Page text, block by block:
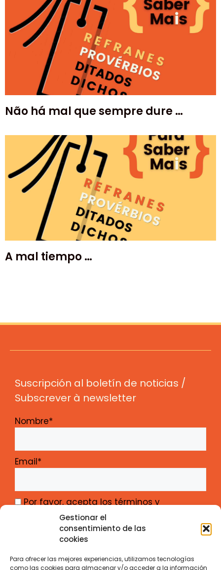
Gestionar el
consentimiento de las
cookies
Para ofrecer las mejores experiencias, utilizamos tecnologías
como las cookies para almacenar y/o acceder a la información
Não há mal que sempre dure …
A mal tiempo …
Suscripción al boletín de noticias /
Subscrever à newsletter
Nombre*
Email*
Por favor, acepta los términos y
condiciones